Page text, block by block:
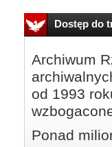
Dostęp do
Archiwum
od 1993
Ponad